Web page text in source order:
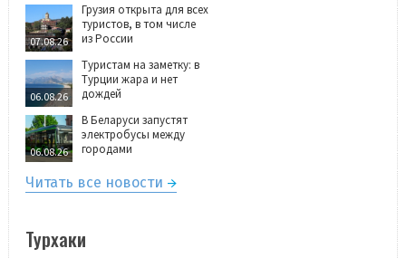
07.08.26
Грузия открыта для всех
туристов, в том числе
из России
06.08.26
Туристам на заметку: в
Турции жара и нет
дождей
06.08.26
В Беларуси запустят
электробусы между
городами
Читать все новости
Турхаки